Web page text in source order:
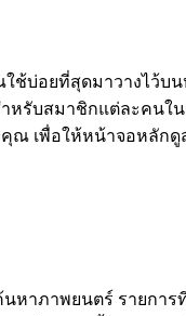
ช้บ่อยที่สุดมาวางไว้บน
หรับสมาชิกแต่ละคนใ
คุณ เพื่อให้หน้าจอหลัก
นหาภาพยนตร์ รายกา